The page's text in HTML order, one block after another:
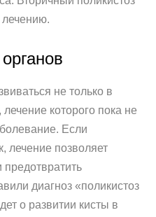
лечению.
не только в
которого пока не
Если
лечение позволяет
диагноз «поликистоз
о развитии кисты в